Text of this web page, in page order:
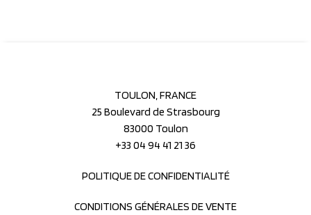
TOULON, FRANCE
25 Boulevard de Strasbourg
83000 Toulon
+33 04 94 41 21 36
POLITIQUE DE CONFIDENTIALITÉ
CONDITIONS GÉNÉRALES DE VENTE